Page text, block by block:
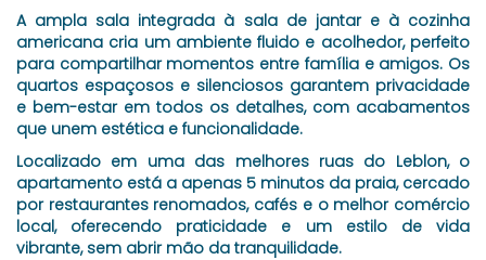
A ampla sala integrada à sala de jantar e à cozinha
americana cria um ambiente fluido e acolhedor, perfeito
para compartilhar momentos entre família e amigos. Os
quartos espaçosos e silenciosos garantem privacidade
e bem-estar em todos os detalhes, com acabamentos
que unem estética e funcionalidade.
Localizado em uma das melhores ruas do Leblon, o
apartamento está a apenas 5 minutos da praia, cercado
por restaurantes renomados, cafés e o melhor comércio
local, oferecendo praticidade e um estilo de vida
vibrante, sem abrir mão da tranquilidade.